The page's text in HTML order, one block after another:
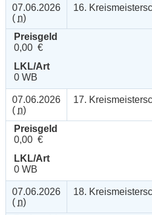
07.06.2026
( n)
16.
Preisgeld
0,00 €
LKL/Art
0 WB
07.06.2026
( n)
17.
Preisgeld
0,00 €
LKL/Art
0 WB
07.06.2026
( n)
18.